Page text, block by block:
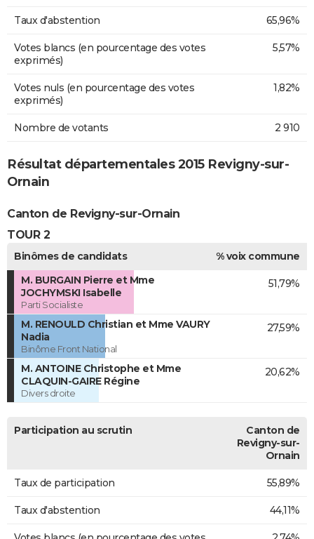
Taux d'abstention 65,96%
Votes blancs (en pourcentage des votes
exprimés)
5,57%
Votes nuls (en pourcentage des votes
exprimés)
1,82%
Nombre de votants 2 910
Résultat départementales 2015 Revigny-sur-
Ornain
Canton de Revigny-sur-Ornain
TOUR 2
Binômes de candidats
% voix commune
M. BURGAIN Pierre et Mme
JOCHYMSKI Isabelle
Parti Socialiste
51,79%
M. RENOULD Christian et Mme VAURY
Nadia
Binôme Front National
27,59%
M. ANTOINE Christophe et Mme
CLAQUIN-GAIRE Régine
Divers droite
20,62%
Participation au scrutin
Canton de
Revigny-sur-
Ornain
Taux de participation 55,89%
Taux d'abstention 44,11%